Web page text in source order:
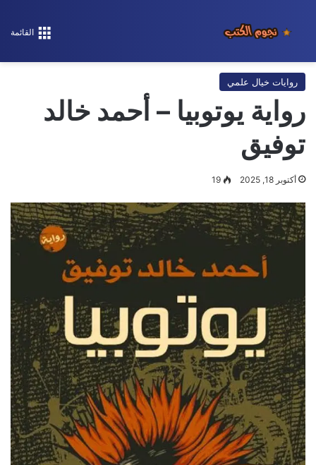
القائمة
روايات خيال علمي
رواية يوتوبيا – أحمد خالد
توفيق
أكتوبر 18, 2025 19